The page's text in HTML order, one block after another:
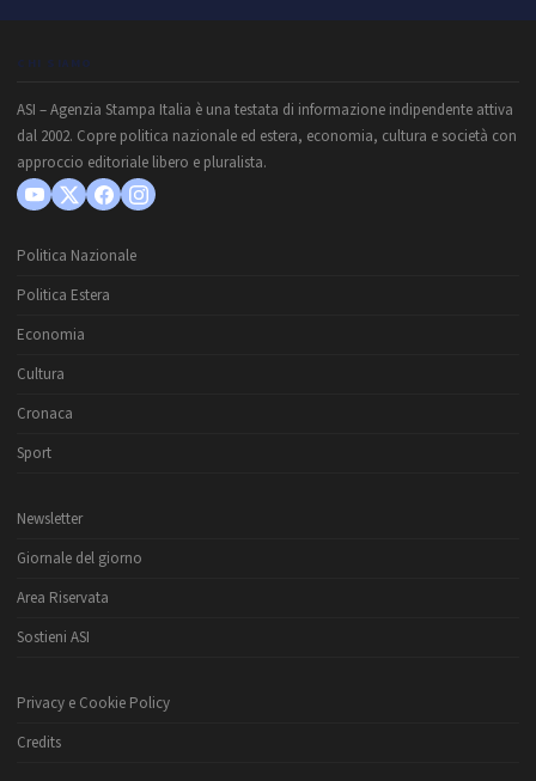
CHI SIAMO
ASI – Agenzia Stampa Italia è una testata di informazione indipendente attiva
dal 2002. Copre politica nazionale ed estera, economia, cultura e società con
approccio editoriale libero e pluralista.
Politica Nazionale
Politica Estera
Economia
Cultura
Cronaca
Sport
Newsletter
Giornale del giorno
Area Riservata
Sostieni ASI
Privacy e Cookie Policy
Credits